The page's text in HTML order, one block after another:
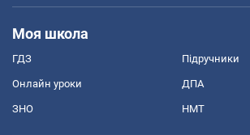
Моя школа
ГДЗ Підручники
Онлайн уроки ДПА
ЗНО НМТ